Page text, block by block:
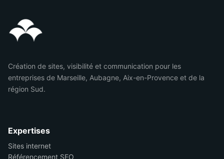
Création de sites, visibilité et communication pour les
entreprises de Marseille, Aubagne, Aix-en-Provence et de la
région Sud.
Expertises
Sites internet
Référencement SEO